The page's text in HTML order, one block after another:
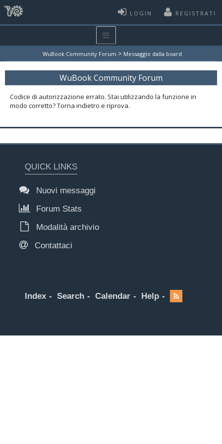
LOGIN REGISTRATI
WuBook Community Forum > Messaggio dalla board
WuBook Community Forum
Codice di autorizzazione errato. Stai utilizzando la funzione in
modo corretto? Torna indietro e riprova.
QUICK LINKS
Nuovi messaggi
Forum Stats
Modalità archivio
Contattaci
Index Search Calendar Help